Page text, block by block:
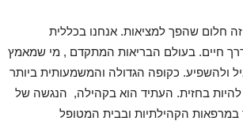
חלום שהפך למציאות. אנחנו בכללית
חיים. בעולם הבריאות המתקדם , מי שמאמץ
ולהשפיע. כקופה הגדולה והמשמעותית ביותר
להיות בחזית. העתיד הוא בקהילה, הנגשה של
במרפאות הקהילתיות ובבית המטופל